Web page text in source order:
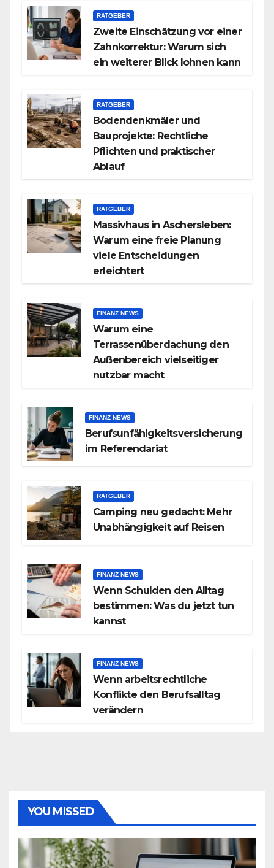
RATGEBER
Zweite Einschätzung vor einer
Zahnkorrektur: Warum sich
ein weiterer Blick lohnen kann
RATGEBER
Bodendenkmäler und
Bauprojekte: Rechtliche
Pflichten und praktischer
Ablauf
RATGEBER
Massivhaus in Aschersleben:
Warum eine freie Planung
viele Entscheidungen
erleichtert
FINANZ NEWS
Warum eine
Terrassenüberdachung den
Außenbereich vielseitiger
nutzbar macht
FINANZ NEWS
Berufsunfähigkeitsversicherung
im Referendariat
RATGEBER
Camping neu gedacht: Mehr
Unabhängigkeit auf Reisen
FINANZ NEWS
Wenn Schulden den Alltag
bestimmen: Was du jetzt tun
kannst
FINANZ NEWS
Wenn arbeitsrechtliche
Konflikte den Berufsalltag
verändern
YOU MISSED